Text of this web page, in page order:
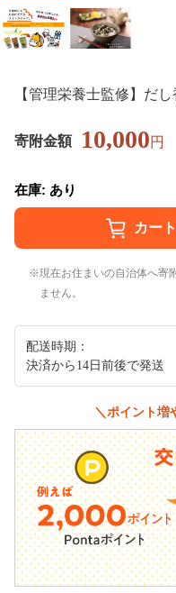
【管理栄養士監修】だ
寄附金額 10,000円
在庫: あり
現在お住まいの自治体へ寄
ません。
配送時期：
決済から14日前後で発送
＼ポイント増